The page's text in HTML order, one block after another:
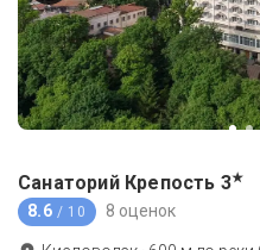
Санаторий Крепость 3★
8.6 / 10 8 оценок